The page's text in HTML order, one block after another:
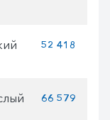
52 418
66 579